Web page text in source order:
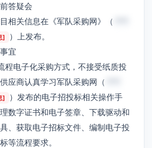
答疑会
相关信息在《军队采购网》（
]
）上发布。
宜
程电子化采购方式，不接受纸质投
应商认真学习军队采购网（
]
）发布的电子招投标相关操作手
数字证书和电子签章、下载驱动和
、获取电子招标文件、编制电子投
等流程要求。